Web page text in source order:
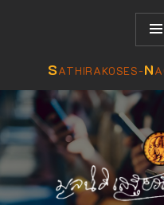
SATHIRAKOSES-N